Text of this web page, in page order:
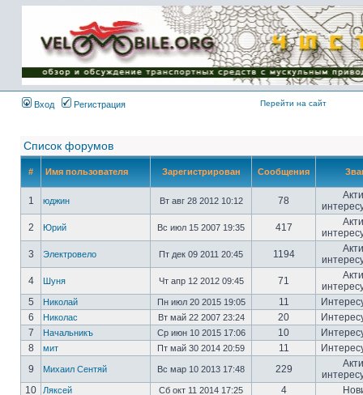
Имя пользователя:
Пароль:
{ LOG_ME_IN_SHORT
}
Вход
Регистрация Перейти на сайт
Список форумов
# Имя пользователя Зарегистрирован Сообщения
1 юджин Вт авг 28 2012 10:12 78
2
Юрий Вс июл 15 2007 19:35 417
3
Электровело Пт дек 09 2011 20:45 1194
4
Шуня Чт апр 12 2012 09:45 71
5
Николай Пн июл 20 2015 19:05 11
6
Николас Вт май 22 2007 23:24 20
7
Начальникъ Ср июн 10 2015 17:06 10
8
мит Пт май 30 2014 20:59 11
9
Михаил Сентяй Вс мар 10 2013 17:48 229
10
Ляксей Сб окт 11 2014 17:25 4